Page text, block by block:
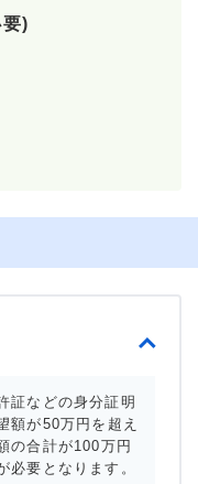
)
証などの身分証明
額が50万円を超え
の合計が100万円
必要となります。